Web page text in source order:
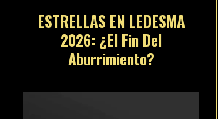
ESTRELLAS EN LEDESMA
2026: ¿El Fin Del
Aburrimiento?